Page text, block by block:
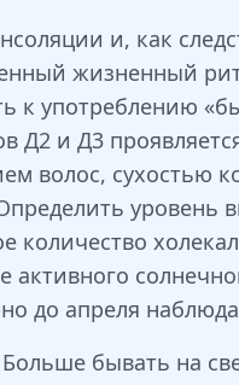
и, как
жизненный
к употреблению
и Д3
волос, сухостью
уровень
до апреля
бывать на